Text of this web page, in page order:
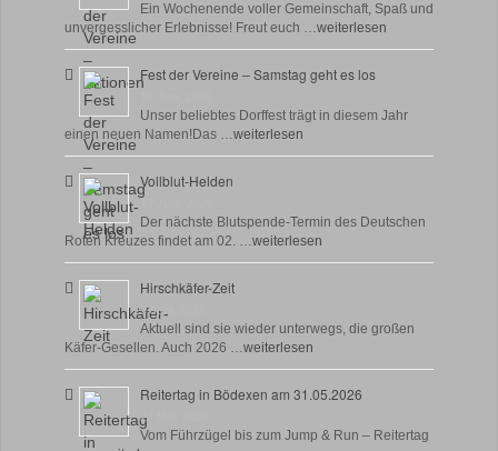
Ein Wochenende voller Gemeinschaft, Spaß und
unvergesslicher Erlebnisse! Freut euch …weiterlesen
Fest der Vereine – Samstag geht es los
Unser beliebtes Dorffest trägt in diesem Jahr
einen neuen Namen!Das …weiterlesen
Vollblut-Helden
Der nächste Blutspende-Termin des Deutschen
Roten Kreuzes findet am 02. …weiterlesen
Hirschkäfer-Zeit
9 Juni, 2026
Aktuell sind sie wieder unterwegs, die großen
Käfer-Gesellen. Auch 2026 …weiterlesen
Reitertag in Bödexen am 31.05.2026
27 Mai, 2026
Vom Führzügel bis zum Jump & Run – Reitertag